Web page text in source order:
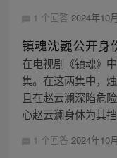
1 个回答 2024年10
镇魂沈巍公开身
在电视剧《镇魂》
集。在这两集中，
且在赵云澜深陷危
心赵云澜身体为其
1 个回答 2024年10